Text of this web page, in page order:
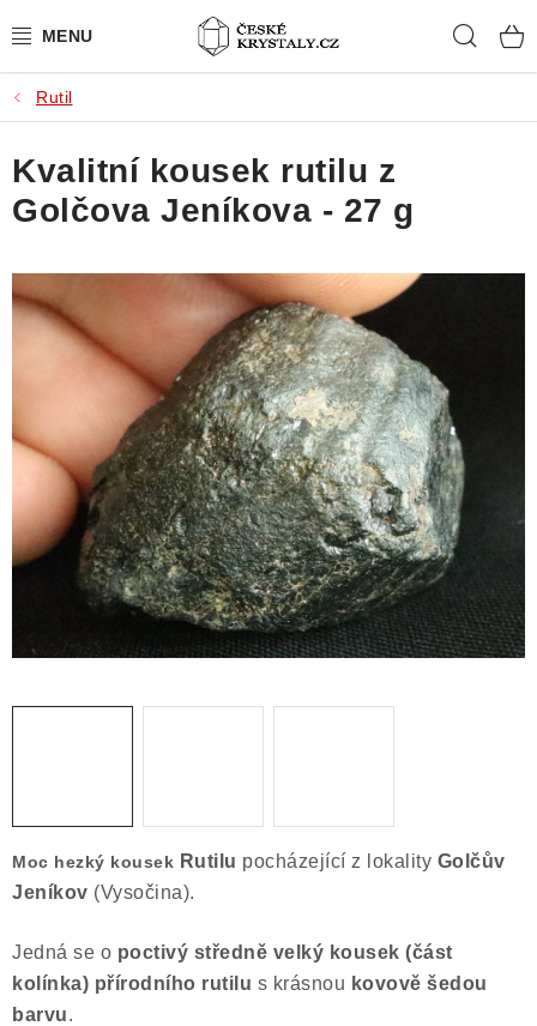
na
PŘÍRODNÍ KAMENY
BROUŠENÉ KAMENY
MISTROVSKÉ KRYSTALY
ŠPERKY S KAMENY
SLEVY
VIDEOGALERIE
KONTAKT
Obchodní podmínky
Podmínky ochrany osobních údajů
Poučení o právu na odstoupení od smlouvy
Puncovní značky
Výkup minerálů a drahých kamenů
Kontakt
Rutil
Moc hezký kousek Rutilu pocházející z lokality Golčův
Jeníkov (Vysočina).
Jedná se o poctivý středně velký kousek (část
kolínka) přírodního rutilu s krásnou kovově šedou
barvu.
Kvalitní kousek rutilu z
Golčova Jeníkova - 27 g